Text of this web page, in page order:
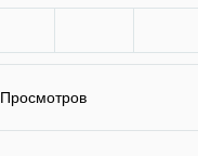
Просмотров